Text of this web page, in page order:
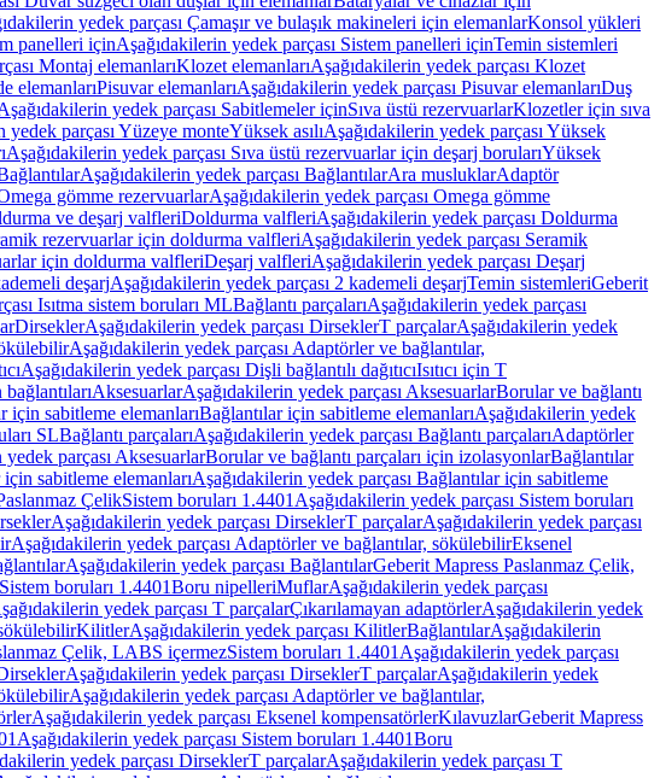
yedek parçası Çamaşır ve bulaşık makineleri için elemanlarKonsol yükleri
panelleri içinAşağıdakilerin yedek parçası Sistem panelleri içinTemin sistemleri
Montaj elemanlarıKlozet elemanlarıAşağıdakilerin yedek parçası Klozet
elemanlarıPisuvar elemanlarıAşağıdakilerin yedek parçası Pisuvar elemanlarıDuş
yedek parçası Sabitlemeler içinSıva üstü rezervuarlarKlozetler için sıva
yedek parçası Yüzeye monteYüksek asılıAşağıdakilerin yedek parçası Yüksek
Aşağıdakilerin yedek parçası Sıva üstü rezervuarlar için deşarj borularıYüksek
Aşağıdakilerin yedek parçası BağlantılarAra musluklarAdaptör
gömme rezervuarlarAşağıdakilerin yedek parçası Omega gömme
ve deşarj valfleriDoldurma valfleriAşağıdakilerin yedek parçası Doldurma
rezervuarlar için doldurma valfleriAşağıdakilerin yedek parçası Seramik
için doldurma valfleriDeşarj valfleriAşağıdakilerin yedek parçası Deşarj
deşarjAşağıdakilerin yedek parçası 2 kademeli deşarjTemin sistemleriGeberit
Isıtma sistem boruları MLBağlantı parçalarıAşağıdakilerin yedek parçası
DirseklerAşağıdakilerin yedek parçası DirseklerT parçalarAşağıdakilerin yedek
Aşağıdakilerin yedek parçası Adaptörler ve bağlantılar,
Aşağıdakilerin yedek parçası Dişli bağlantılı dağıtıcıIsıtıcı için T
AksesuarlarAşağıdakilerin yedek parçası AksesuarlarBorular ve bağlantı
için sabitleme elemanlarıBağlantılar için sabitleme elemanlarıAşağıdakilerin yedek
SLBağlantı parçalarıAşağıdakilerin yedek parçası Bağlantı parçalarıAdaptörler
parçası AksesuarlarBorular ve bağlantı parçaları için izolasyonlarBağlantılar
sabitleme elemanlarıAşağıdakilerin yedek parçası Bağlantılar için sabitleme
ÇelikSistem boruları 1.4401 Aşağıdakilerin yedek parçası Sistem boruları
Aşağıdakilerin yedek parçası DirseklerT parçalarAşağıdakilerin yedek parçası
Aşağıdakilerin yedek parçası Adaptörler ve bağlantılar, sökülebilirEksenel
Aşağıdakilerin yedek parçası BağlantılarGeberit Mapress Paslanmaz Çelik,
boruları 1.4401Boru nipelleriMuflarAşağıdakilerin yedek parçası
yedek parçası T parçalarÇıkarılamayan adaptörlerAşağıdakilerin yedek
KilitlerAşağıdakilerin yedek parçası KilitlerBağlantılarAşağıdakilerin
Çelik, LABS içermezSistem boruları 1.4401 Aşağıdakilerin yedek parçası
Aşağıdakilerin yedek parçası DirseklerT parçalarAşağıdakilerin yedek
Aşağıdakilerin yedek parçası Adaptörler ve bağlantılar,
Aşağıdakilerin yedek parçası Eksenel kompensatörlerKılavuzlarGeberit Mapress
Aşağıdakilerin yedek parçası Sistem boruları 1.4401Boru
yedek parçası DirseklerT parçalarAşağıdakilerin yedek parçası T